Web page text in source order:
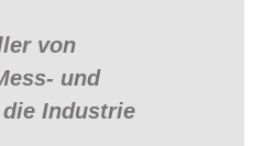
von
und
Industrie